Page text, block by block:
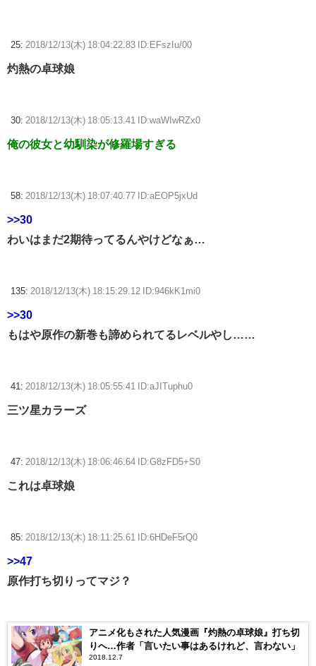
25: 2018/12/13(木) 18:04:22.83 ID:EFszIu/00
灼熱の卓球娘
30: 2018/12/13(木) 18:05:13.41 ID:waWIwRZx0
俺の彼女と幼馴染が修羅場すぎる
58: 2018/12/13(木) 18:07:40.77 ID:aEOP5jxUd
>>30
わいはまだ2期待ってるんやけどなぁ…
135: 2018/12/13(木) 18:15:29.12 ID:946kK1mi0
>>30
もはや原作の新巻も諦められてるレベルやし……
41: 2018/12/13(木) 18:05:55.41 ID:aJITuphu0
三ツ星カラーズ
47: 2018/12/13(木) 18:06:46.64 ID:G8zFD5+S0
これは卓球娘
85: 2018/12/13(木) 18:11:25.61 ID:6HDeF5rQ0
>>47
原作打ち切りってマジ？
アニメ化もされた人気漫画『灼熱の卓球娘』打ち切
りへ…作者「言いたい事はあるけれど、言わない」
2018.12.7